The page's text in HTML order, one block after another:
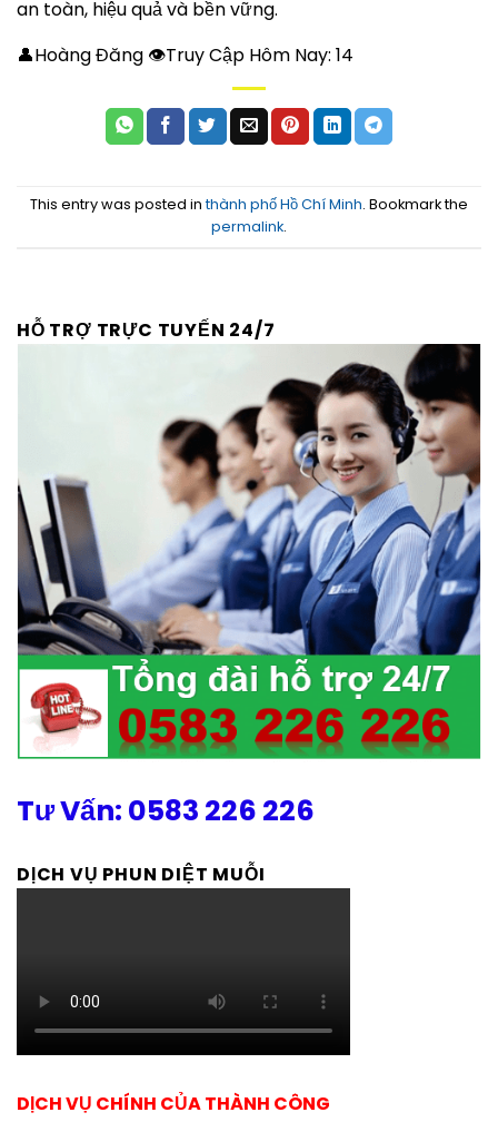
an toàn, hiệu quả và bền vững.
👤Hoàng Đăng 👁Truy Cập Hôm Nay: 14
This entry was posted inthành phố Hồ Chí Minh. Bookmark the
permalink.
HỖ TRỢ TRỰC TUYẾN 24/7
Tư Vấn: 0583 226 226
DỊCH VỤ PHUN DIỆT MUỖI
DỊCH VỤ CHÍNH CỦA THÀNH CÔNG